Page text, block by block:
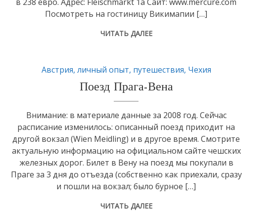
Посмотреть на гостиницу Викимапии […]
ЧИТАТЬ ДАЛЕЕ
Австрия, личный опыт, путешествия, Чехия
Поезд Прага-Вена
Внимание: в материале данные за 2008 год. Сейчас
расписание изменилось: описанный поезд приходит на
другой вокзал (Wien Meidling) и в другое время. Смотрите
актуальную информацию на официальном сайте чешских
железных дорог. Билет в Вену на поезд мы покупали в
Праге за 3 дня до отъезда (собственно как приехали, сразу
и пошли на вокзал; было бурное […]
ЧИТАТЬ ДАЛЕЕ